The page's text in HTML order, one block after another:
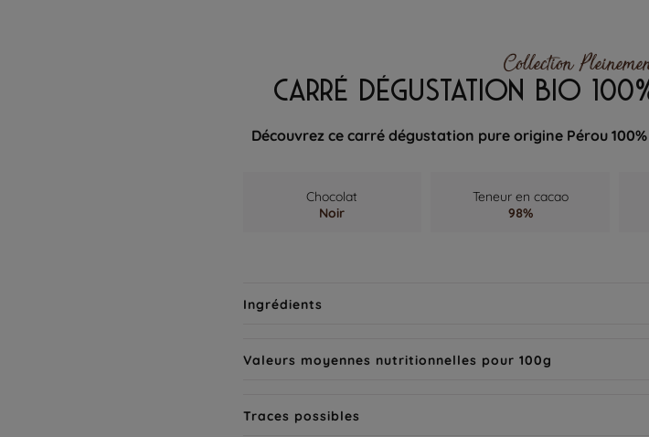
Collection
CARRÉ DÉGUSTATION BIO
Découvrez ce carré dégustation pure origine Pérou
Chocolat
Noir
Teneur en cacao
98%
Ingrédients
Valeurs moyennes nutritionnelles pour 100g
Traces possibles